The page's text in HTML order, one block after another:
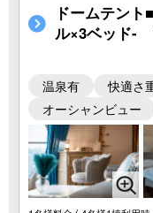
ドームテン
ル×3ベッド-
温泉有 快適さ
オーシャンビュー